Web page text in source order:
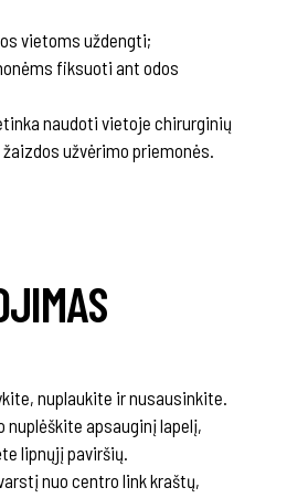
vietoms uždengti;
fiksuoti ant odos
naudoti vietoje chirurginių
užvėrimo priemonės.
nuplaukite ir nusausinkite.
nuplėškite apsauginį lapelį,
lipnųjį paviršių.
nuo centro link kraštų,